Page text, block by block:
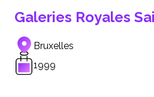
Galeries Royales
Bruxelles
1999